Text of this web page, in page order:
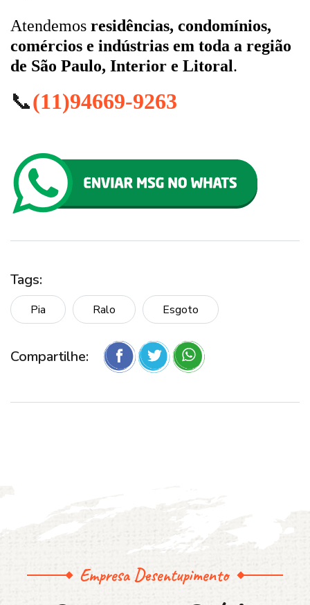
Atendemos residências, condomínios,
comércios e indústrias em toda a região
de São Paulo, Interior e Litoral.
📞(11)94669-9263
Tags:
Pia Ralo Esgoto
Compartilhe:
Empresa Desentupimento